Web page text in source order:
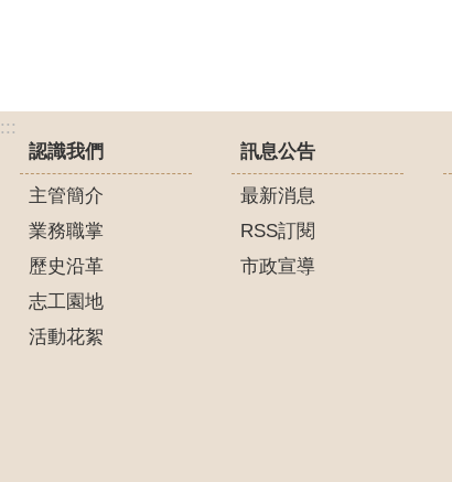
:::
認識我們
主管簡介
業務職掌
歷史沿革
志工園地
活動花絮
訊息公告
最新消息
RSS訂閱
市政宣導